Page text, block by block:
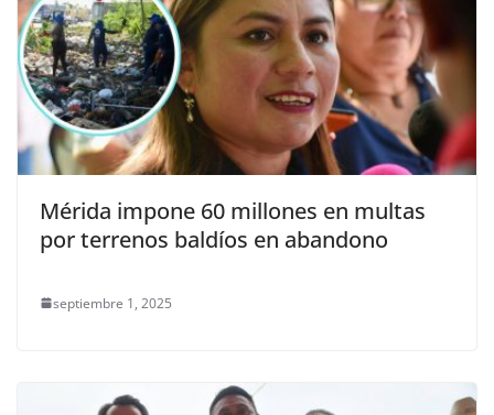
Mérida impone 60 millones en multas
por terrenos baldíos en abandono
septiembre 1, 2025